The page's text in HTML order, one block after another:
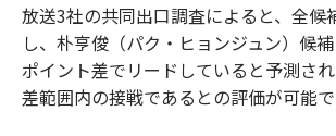
放送3社の共同出口調査によると、全候
し、朴亨俊（パク・ヒョンジュン）候
ポイント差でリードしていると予測さ
差範囲内の接戦であるとの評価が可能で